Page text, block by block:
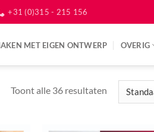
+31 (0)315 - 215 156
MET EIGEN ONTWERP OVERIG
Toont alle 36 resultaten